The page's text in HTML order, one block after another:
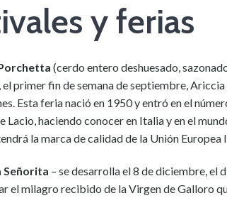
y ferias
(cerdo entero deshuesado,
primer fin de semana de septiembre,
Esta feria nació en 1950 y entró en el
Lacio, haciendo conocer en Italia y en el
la marca de calidad de la Unión
Señorita – se desarrolla el 8 de diciembre, el
el milagro recibido de la Virgen de Galloro